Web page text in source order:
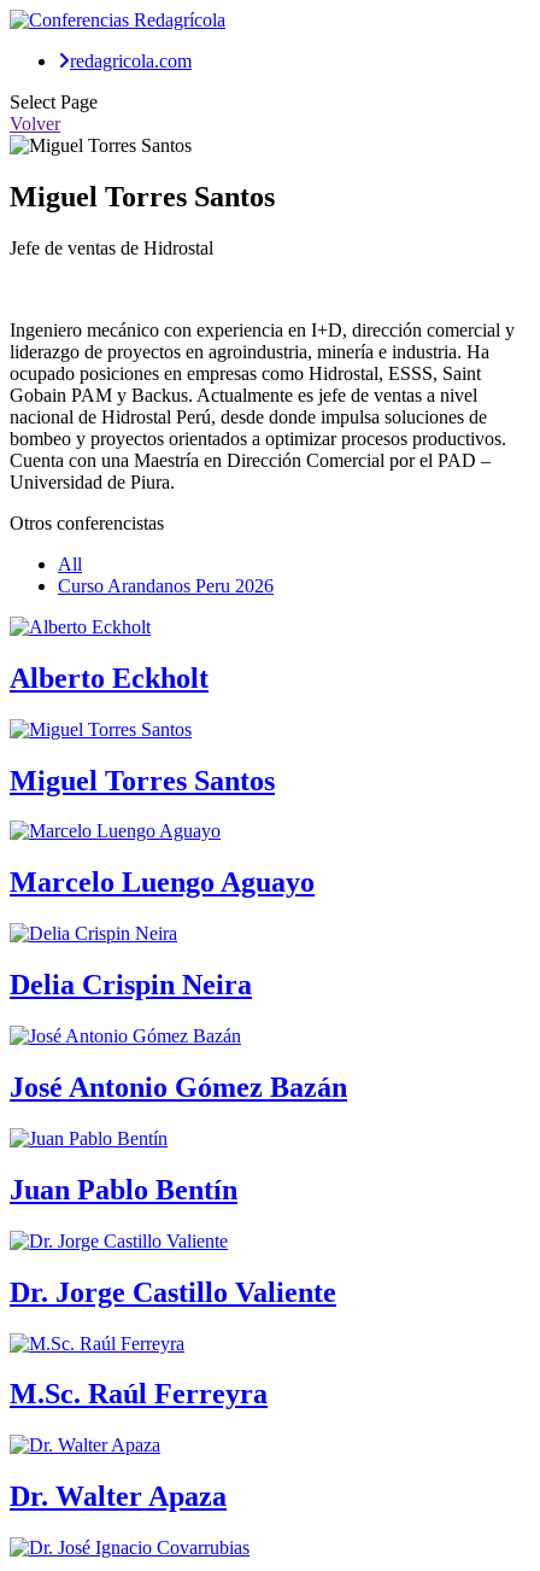
redagricola.com
Select Page
Volver
Miguel Torres Santos
Jefe de ventas de Hidrostal
Ingeniero mecánico con experiencia en I+D, dirección comercial y
liderazgo de proyectos en agroindustria, minería e industria. Ha
ocupado posiciones en empresas como Hidrostal, ESSS, Saint
Gobain PAM y Backus. Actualmente es jefe de ventas a nivel
nacional de Hidrostal Perú, desde donde impulsa soluciones de
bombeo y proyectos orientados a optimizar procesos productivos.
Cuenta con una Maestría en Dirección Comercial por el PAD –
Universidad de Piura.
Otros conferencistas
All
Curso Arandanos Peru 2026
Alberto Eckholt
Miguel Torres Santos
Marcelo Luengo Aguayo
Delia Crispin Neira
José Antonio Gómez Bazán
Juan Pablo Bentín
Dr. Jorge Castillo Valiente
M.Sc. Raúl Ferreyra
Dr. Walter Apaza